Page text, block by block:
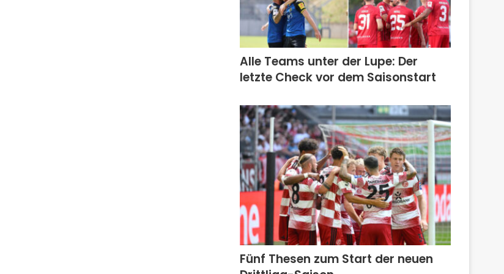
Alle Teams unter der Lupe: Der
letzte Check vor dem Saisonstart
Fünf Thesen zum Start der neuen